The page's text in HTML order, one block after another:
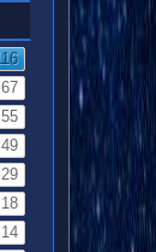
67
55
49
29
18
14